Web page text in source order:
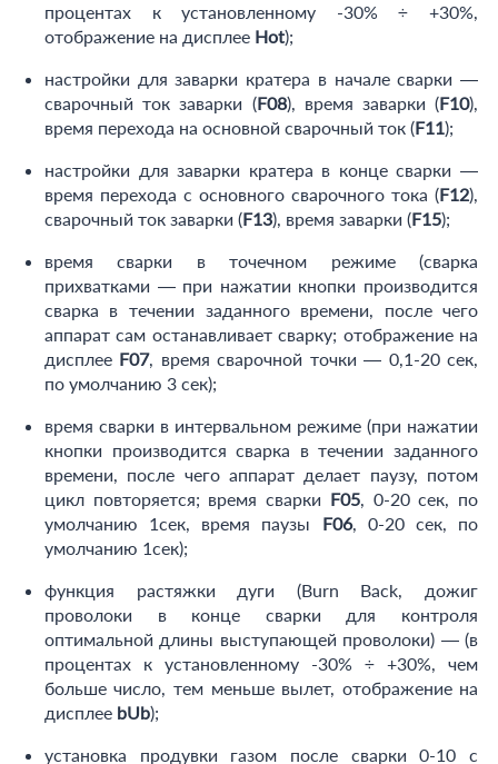
процентах к установленному -30% ÷ +30%,
отображение на дисплее Hot);
настройки для заварки кратера в начале сварки —
сварочный ток заварки (F08), время заварки (F10),
время перехода на основной сварочный ток (F11);
настройки для заварки кратера в конце сварки —
время перехода с основного сварочного тока (F12),
сварочный ток заварки (F13), время заварки (F15);
время сварки в точечном режиме (сварка
прихватками — при нажатии кнопки производится
сварка в течении заданного времени, после чего
аппарат сам останавливает сварку; отображение на
дисплее F07, время сварочной точки — 0,1-20 сек,
по умолчанию 3 сек);
время сварки в интервальном режиме (при нажатии
кнопки производится сварка в течении заданного
времени, после чего аппарат делает паузу, потом
цикл повторяется; время сварки F05, 0-20 сек, по
умолчанию 1сек, время паузы F06, 0-20 сек, по
умолчанию 1сек);
функция растяжки дуги (Burn Back, дожиг
проволоки в конце сварки для контроля
оптимальной длины выступающей проволоки) — (в
процентах к установленному -30% ÷ +30%, чем
больше число, тем меньше вылет, отображение на
дисплее bUb);
установка продувки газом после сварки 0-10 с